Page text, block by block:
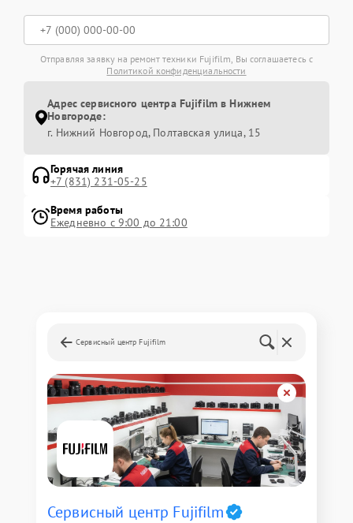
Отправляя заявку на ремонт техники Fujifilm, Вы соглашаетесь с
Политикой конфиденциальности
Адрес сервисного центра Fujifilm в Нижнем
Новгороде:
г. Нижний Новгород, Полтавская улица, 15
Горячая линия
+7 (831) 231-05-25
Время работы
Ежедневно с 9:00 до 21:00
Сервисный центр Fujifilm
Сервисный центр Fujifilm